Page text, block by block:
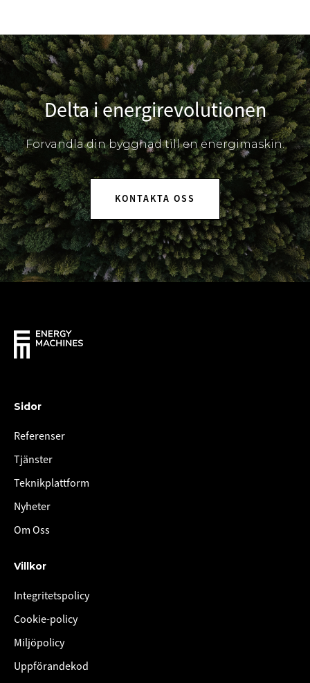
Delta i energirevolutionen
Förvandla din byggnad till en energimaskin.
KONTAKTA OSS
Sidor
Referenser
Tjänster
Teknikplattform
Nyheter
Om Oss
Villkor
Integritetspolicy
Cookie-policy
Miljöpolicy
Uppförandekod